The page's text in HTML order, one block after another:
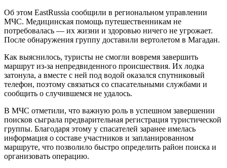
Об этом EastRussia сообщили в региональном управлении
МЧС. Медицинская помощь путешественникам не
потребовалась — их жизни и здоровью ничего не угрожает.
После обнаружения группу доставили вертолетом в Магадан.
Как выяснилось, туристы не смогли вовремя завершить
маршрут из-за непредвиденного происшествия. Их лодка
затонула, а вместе с ней под водой оказался спутниковый
телефон, поэтому связаться со спасательными службами и
сообщить о случившемся не удалось.
В МЧС отметили, что важную роль в успешном завершении
поисков сыграла предварительная регистрация туристической
группы. Благодаря этому у спасателей заранее имелась
информация о составе участников и запланированном
маршруте, что позволило быстро определить район поиска и
организовать операцию.